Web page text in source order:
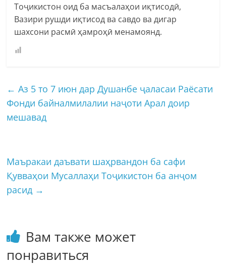
Тоҷикистон оид ба масъалаҳои иқтисодӣ,
Вазири рушди иқтисод ва савдо ва дигар
шахсони расмӣ ҳамроҳӣ менамоянд.
← Аз 5 то 7 июн дар Душанбе ҷаласаи Раёсати
Фонди байналмилалии наҷоти Арал доир
мешавад
Маъракаи даъвати шаҳрвандон ба сафи
Қувваҳои Мусаллаҳи Тоҷикистон ба анҷом
расид →
Вам также может
понравиться